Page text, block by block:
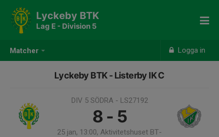
Matcher Logga in
Lyckeby BTK
Lag E - Division 5
Lyckeby BTK - Listerby IK C
DIV 5 SÖDRA - LS27192
8 - 5
25 jan, 13:00, Aktivitetshuset BT-